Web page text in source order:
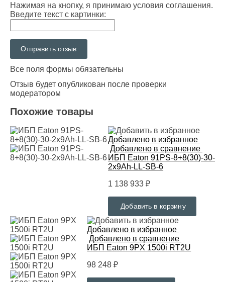
Нажимая на кнопку, я принимаю условия соглашения.
Введите текст с картинки:
Все поля формы обязательны
Отзыв будет опубликован после проверки
модератором
Похожие товары
Добавлено в избранное
Добавлено в сравнение
ИБП Eaton 91PS-8+8(30)-30-
2x9Ah-LL-SB-6
1 138 933 ₽
Добавить в корзину
Добавлено в избранное
Добавлено в сравнение
ИБП Eaton 9PX 1500i RT2U
98 248 ₽